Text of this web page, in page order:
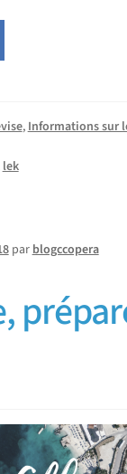
,Informations sur
lek
parblogccopera